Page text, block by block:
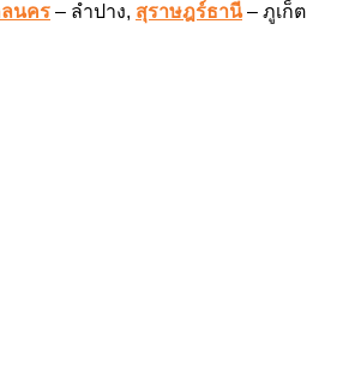
นคร – ลำปาง, สุราษฎร์ธานี– ภูเก็ต